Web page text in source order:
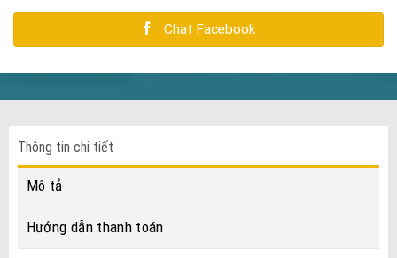
Chat Facebook
Thông tin chi tiết
Mô tả
Hướng dẫn thanh toán